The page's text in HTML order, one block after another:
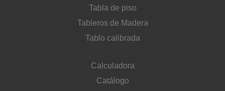
Tabla de piso
Tableros de Madera
Tablo calibrada
Calculadora
Catálogo